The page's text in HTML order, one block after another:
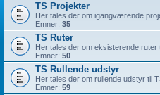
TS Projekter
Her tales der om igangværende
Emner: 35
TS Ruter
Her tales der om eksisterende ruter
Emner: 50
TS Rullende udstyr
Her tales der om rullende udstyr til
Emner: 59